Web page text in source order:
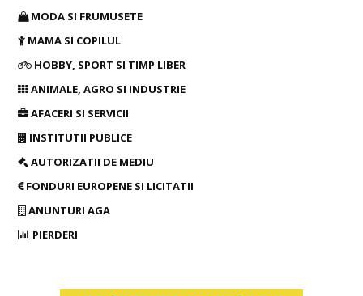
MODA SI FRUMUSETE
MAMA SI COPILUL
HOBBY, SPORT SI TIMP LIBER
ANIMALE, AGRO SI INDUSTRIE
AFACERI SI SERVICII
INSTITUTII PUBLICE
AUTORIZATII DE MEDIU
FONDURI EUROPENE SI LICITATII
ANUNTURI AGA
PIERDERI